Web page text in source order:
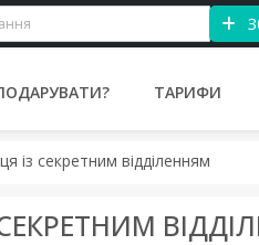
ТАРИФИ
із секретним відділенням